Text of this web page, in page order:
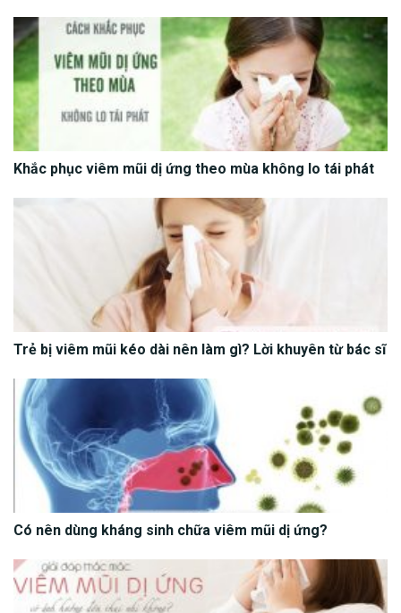
Khắc phục viêm mũi dị ứng theo mùa không lo tái phát
Trẻ bị viêm mũi kéo dài nên làm gì? Lời khuyên từ bác sĩ
Có nên dùng kháng sinh chữa viêm mũi dị ứng?